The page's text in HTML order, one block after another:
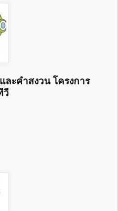
ะคำสงวน โครงการ
วี